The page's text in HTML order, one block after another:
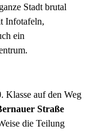
Stadt brutal
Infotafeln,
ein
Klasse auf den Weg
Straße
die Teilung